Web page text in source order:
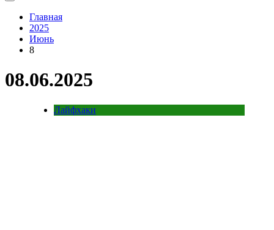
Главная
2025
Июнь
8
08.06.2025
Лайфхаки